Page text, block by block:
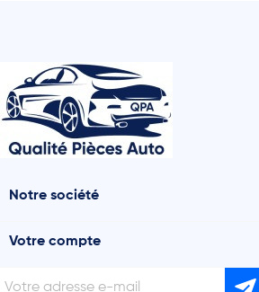
Notre société
Votre compte